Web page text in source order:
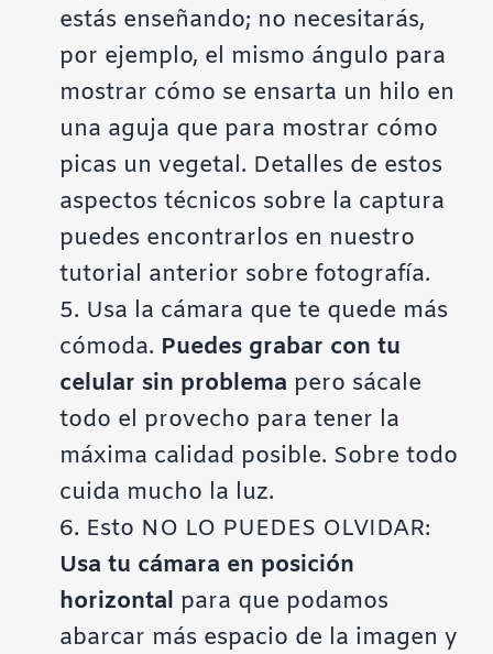
estás enseñando; no necesitarás,
por ejemplo, el mismo ángulo para
mostrar cómo se ensarta un hilo en
una aguja que para mostrar cómo
picas un vegetal. Detalles de estos
aspectos técnicos sobre la captura
puedes encontrarlos en nuestro
tutorial anterior sobre fotografía.
5. Usa la cámara que te quede más
cómoda. Puedes grabar con tu
celular sin problema pero sácale
todo el provecho para tener la
máxima calidad posible. Sobre todo
cuida mucho la luz.
6. Esto NO LO PUEDES OLVIDAR:
Usa tu cámara en posición
horizontal para que podamos
abarcar más espacio de la imagen y